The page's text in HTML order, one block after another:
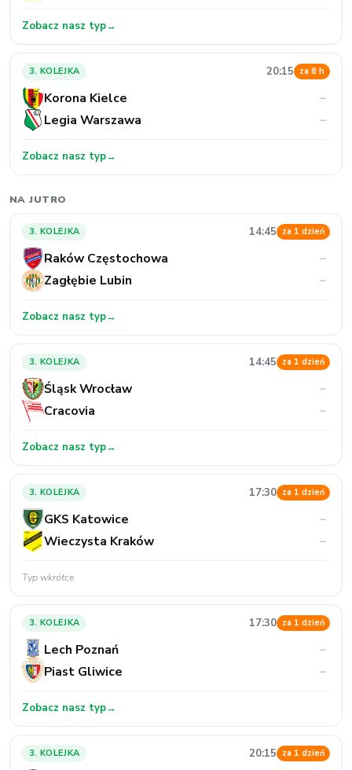
Zobacz nasz typ→
3. KOLEJKA 20:15 za 8 h
Korona Kielce
–
Legia Warszawa
–
Zobacz nasz typ→
NA JUTRO
3. KOLEJKA 14:45 za 1 dzień
Raków Częstochowa
–
Zagłębie Lubin
–
Zobacz nasz typ→
3. KOLEJKA 14:45 za 1 dzień
Śląsk Wrocław
–
Cracovia
–
Zobacz nasz typ→
3. KOLEJKA 17:30 za 1 dzień
GKS Katowice
–
Wieczysta Kraków
–
Typ wkrótce
3. KOLEJKA 17:30 za 1 dzień
Lech Poznań
–
Piast Gliwice
–
Zobacz nasz typ→
3. KOLEJKA 20:15 za 1 dzień